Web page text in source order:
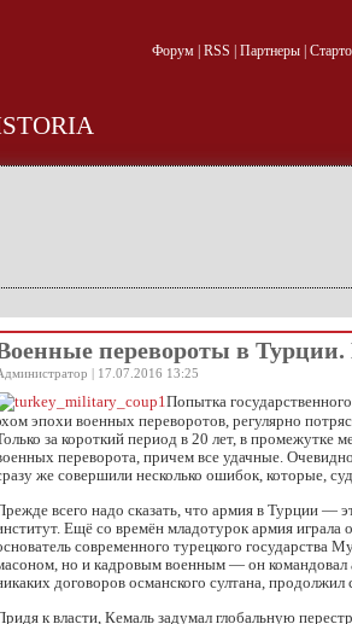
Форум| RSS Партнеры|
перевороты в Турции.
| 17.07.2016 13:25
Попытка
эпохи военных переворотов, регулярно
за короткий период в 20 лет, в
переворота, причем все удачные.
же совершили несколько ошибок, которые,
всего надо сказать, что армия в Турции —
Ещё со времён младотурок армия
современного турецкого государства
но и кадровым военным — он командовал
договоров османского султана, продолжил
к власти, Кемаль задумал глобальную